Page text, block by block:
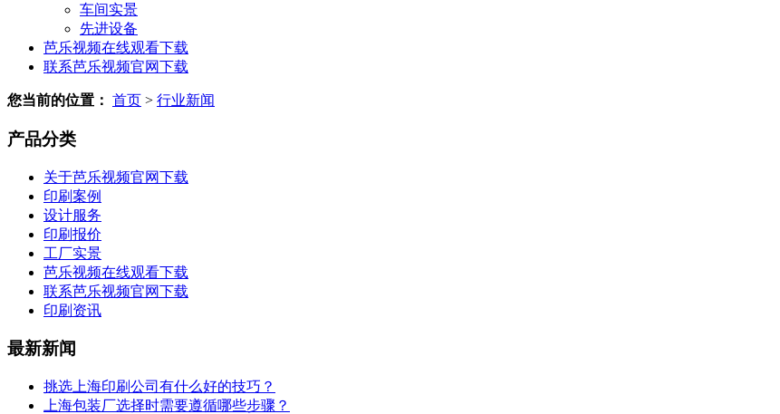
车间实景
先进设备
芭乐视频在线观看下载
联系芭乐视频官网下载
您当前的位置： 首页 > 行业新闻
产品分类
关于芭乐视频官网下载
印刷案例
设计服务
印刷报价
工厂实景
芭乐视频在线观看下载
联系芭乐视频官网下载
印刷资讯
最新新闻
挑选上海印刷公司有什么好的技巧？
上海包装厂选择时需要遵循哪些步骤？